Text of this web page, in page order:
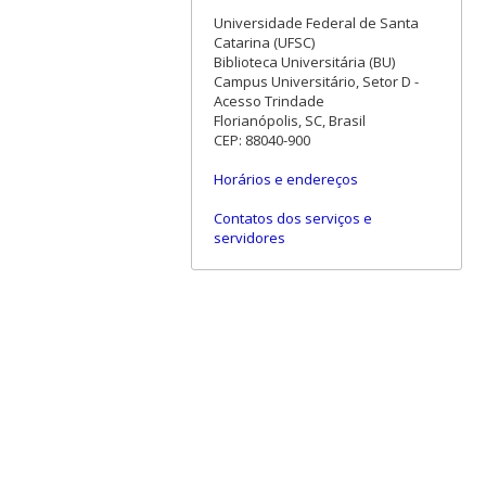
Universidade Federal de Santa
Catarina (UFSC)
Biblioteca Universitária (BU)
Campus Universitário, Setor D -
Acesso Trindade
Florianópolis, SC, Brasil
CEP: 88040-900
Horários e endereços
Contatos dos serviços e
servidores